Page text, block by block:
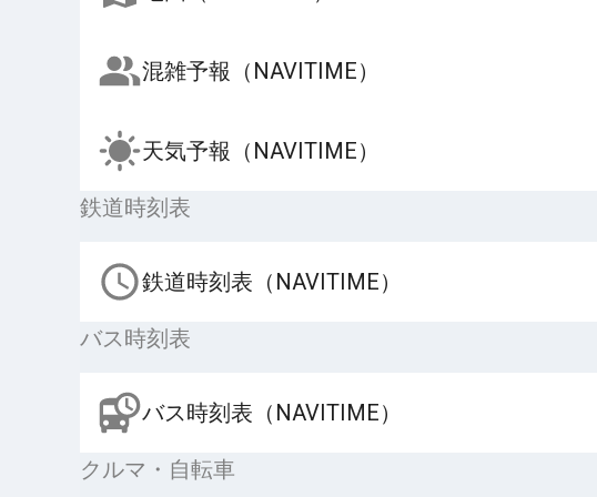
混雑予報（NAVITIME）
天気予報（NAVITIME）
鉄道時刻表
鉄道時刻表（NAVITIME）
バス時刻表
バス時刻表（NAVITIME）
クルマ・自転車